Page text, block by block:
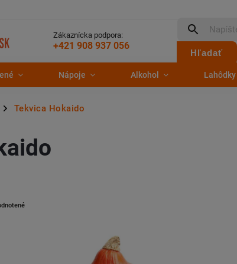
Zákaznícka podpora:
+421 908 937 056
Hľadať
Nápoje Alkohol Lahôdky
/ Tekvica Hokaido